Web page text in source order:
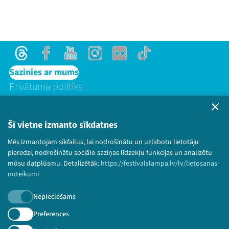
Šī vietne izmanto sīkdatnes
Mēs izmantojam sīkfailus, lai nodrošinātu un uzlabotu lietotāju
pieredzi, nodrošinātu sociālo saziņas līdzekļu funkcijas un analizētu
mūsu datplūsmu. Detalizētāk: https://festivalslampa.lv/lv/lietosanas-
noteikumi
Nepieciešams
Preferences
ThreadsFacebookYoutubeInstagram
Flick TikTok
Sazinies ar mums
Privātuma politika
© 2026 Sarunu festivāls LAMPA Visas tiesības
paturētas.
Piesakies jaunumiem!
Nepalaid garām aktuālāko informāciju!